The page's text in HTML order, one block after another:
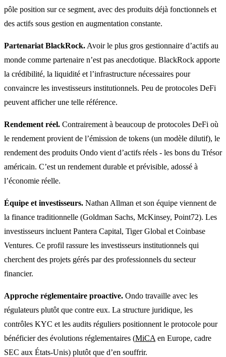
pôle position sur ce segment, avec des produits déjà fonctionnels et
des actifs sous gestion en augmentation constante.
Partenariat BlackRock. Avoir le plus gros gestionnaire d’actifs au
monde comme partenaire n’est pas anecdotique. BlackRock apporte
la crédibilité, la liquidité et l’infrastructure nécessaires pour
convaincre les investisseurs institutionnels. Peu de protocoles DeFi
peuvent afficher une telle référence.
Rendement réel. Contrairement à beaucoup de protocoles DeFi où
le rendement provient de l’émission de tokens (un modèle dilutif), le
rendement des produits Ondo vient d’actifs réels - les bons du Trésor
américain. C’est un rendement durable et prévisible, adossé à
l’économie réelle.
Équipe et investisseurs. Nathan Allman et son équipe viennent de
la finance traditionnelle (Goldman Sachs, McKinsey, Point72). Les
investisseurs incluent Pantera Capital, Tiger Global et Coinbase
Ventures. Ce profil rassure les investisseurs institutionnels qui
cherchent des projets gérés par des professionnels du secteur
financier.
Approche réglementaire proactive. Ondo travaille avec les
régulateurs plutôt que contre eux. La structure juridique, les
contrôles KYC et les audits réguliers positionnent le protocole pour
bénéficier des évolutions réglementaires (MiCA en Europe, cadre
SEC aux États-Unis) plutôt que d’en souffrir.